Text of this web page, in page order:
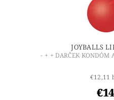
JOYBALLS
- + + DARČEK KONDÓM
€12,11